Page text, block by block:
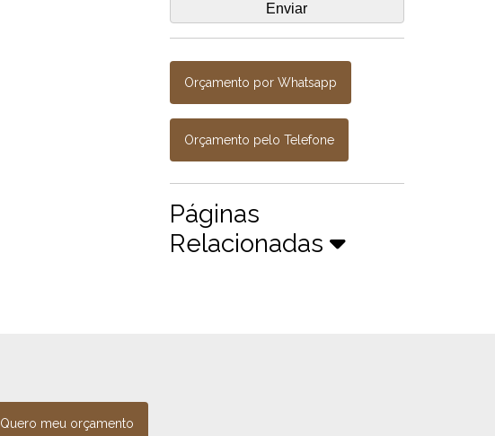
Orçamento por Whatsapp
Orçamento pelo Telefone
Páginas
Relacionadas
Quero meu orçamento